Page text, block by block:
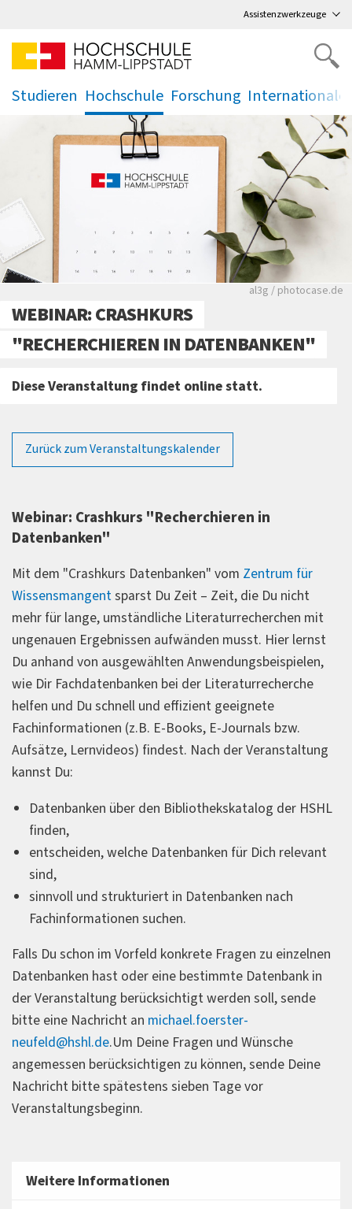
Assistenzwerkzeuge
Studieren Hochschule
.
Forschung
.
Rote leere
al3g / photocase.de
WEBINAR: CRASHKURS
"RECHERCHIEREN IN DATENBANKEN"
Diese Veranstaltung findet online statt.
Zurück zum Veranstaltungskalender
Webinar: Crashkurs "Recherchieren in
Datenbanken"
Mit dem "Crashkurs Datenbanken" vom Zentrum für
Wissensmangentsparst Du Zeit – Zeit, die Du nicht
mehr für lange, umständliche Literaturrecherchen mit
ungenauen Ergebnissen aufwänden musst. Hier lernst
Du anhand von ausgewählten Anwendungsbeispielen,
wie Dir Fachdatenbanken bei der Literaturrecherche
helfen und Du schnell und effizient geeignete
Fachinformationen (z.B. E-Books, E-Journals bzw.
Aufsätze, Lernvideos) findest. Nach der Veranstaltung
kannst Du:
Datenbanken über den Bibliothekskatalog der HSHL
finden,
entscheiden, welche Datenbanken für Dich relevant
sind,
sinnvoll und strukturiert in Datenbanken nach
Fachinformationen suchen.
Falls Du schon im Vorfeld konkrete Fragen zu einzelnen
Datenbanken hast oder eine bestimmte Datenbank in
der Veranstaltung berücksichtigt werden soll, sende
bitte eine Nachricht an michael.foerster-
neufeld@hshl.de.Um Deine Fragen und Wünsche
angemessen berücksichtigen zu können, sende Deine
Nachricht bitte spätestens sieben Tage vor
Veranstaltungsbeginn.
Weitere Informationen